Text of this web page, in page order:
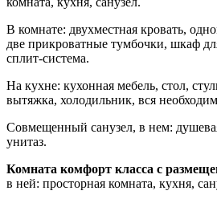
В комнате: двухместная кровать,
две прикроватные тумбочки, шкаф
сплит-система.
На кухне: кухонная мебель, стол,
вытяжка, холодильник, вся
Совмещенный санузел, в нем:
унитаз.
Комната комфорт класса с
в ней: просторная комната, кухня,